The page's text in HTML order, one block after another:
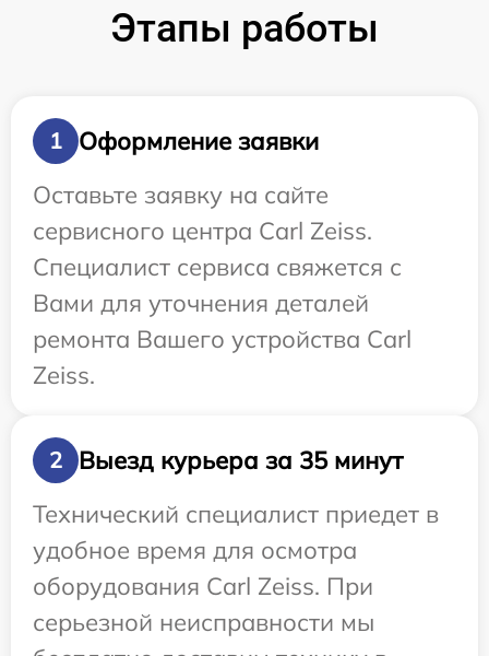
Этапы работы
1
Оформление заявки
Оставьте заявку на сайте
сервисного центра Carl Zeiss.
Специалист сервиса свяжется с
Вами для уточнения деталей
ремонта Вашего устройства Carl
Zeiss.
2
Выезд курьера за 35 минут
Технический специалист приедет в
удобное время для осмотра
оборудования Carl Zeiss. При
серьезной неисправности мы